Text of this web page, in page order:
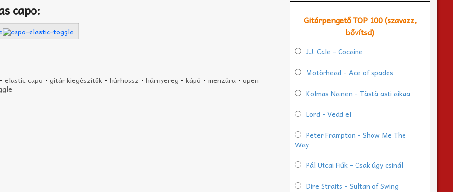
capo:
elastic capo • gitár kiegészítők• húrhossz • húrnyereg • kápó • menzúra• open
Gitárpengető TOP 100 (szavazz,
bővítsd)
J.J. Cale - Cocaine
Motörhead - Ace of spades
Kolmas Nainen - Tästä asti aikaa
Lord - Vedd el
Peter Frampton - Show Me The
Way
Pál Utcai Fiúk - Csak úgy csinál
Dire Straits - Sultan of Swing